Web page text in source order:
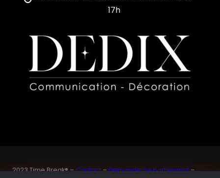
17h
2023 Time Break® –Contact–Demande de partenariat–